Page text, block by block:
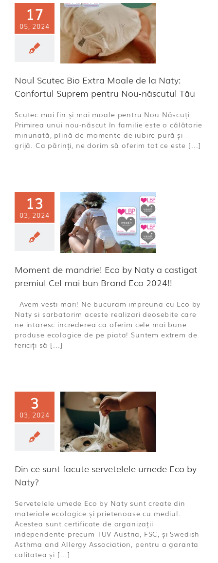
17
05, 2024
Bio
de la
Confortul
pentru
categorie
Noul Scutec Bio Extra Moale de la Naty:
Confortul Suprem pentru Nou-născutul Tău
Scutec mai fin și mai moale pentru Nou Născuți
Primirea unui nou-născut în familie este o călătorie
minunată, plină de momente de iubire pură și
grijă. Ca părinți, ne dorim să oferim tot ce este [...]
13
03, 2024
de
Eco by
a castigat
Cel mai
Eco
ECOMoment de mandrie! Eco by Naty a castigat
premiul Cel mai bun Brand Eco 2024!!
Avem vesti mari! Ne bucuram impreuna cu Eco by
Naty si sarbatorim aceste realizari deosebite care
ne intaresc increderea ca oferim cele mai bune
produse ecologice de pe piata! Suntem extrem de
fericiți să [...]
3
03, 2024
ce sunt
Eco by
categorie
Din ce sunt facute servetelele umede Eco by
Naty?
Servetelele umede Eco by Naty sunt create din
materiale ecologice și prietenoase cu mediul.
Acestea sunt certificate de organizații
independente precum TÜV Austria, FSC, și Swedish
Asthma and Allergy Association, pentru a garanta
calitatea și [...]